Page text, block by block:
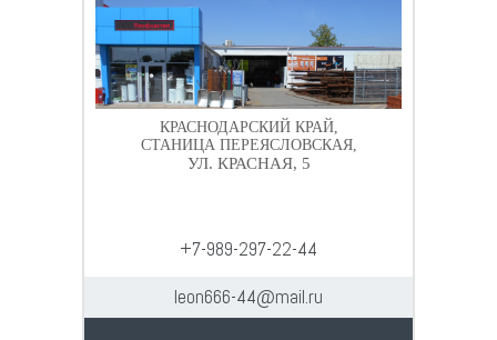
КРАСНОДАРСКИЙ КРАЙ,
СТАНИЦА ПЕРЕЯСЛОВСКАЯ,
УЛ. КРАСНАЯ, 5
+7-989-297-22-44
leon666-44@mail.ru